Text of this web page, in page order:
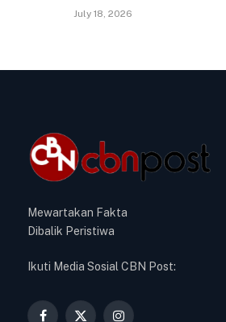
July 18, 2026
Mewartakan Fakta
Dibalik Peristiwa
Ikuti Media Sosial CBN Post: